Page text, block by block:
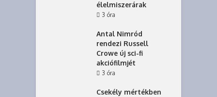
élelmiszerárak
3 óra
Antal Nimród
rendezi Russell
Crowe új sci-fi
akciófilmjét
3 óra
Csekély mértékben